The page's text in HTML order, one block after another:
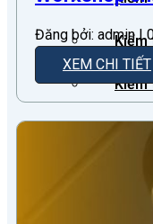
Kiểm
Kiểm
Đăng bởi: admin |
XEM CHI TIẾT